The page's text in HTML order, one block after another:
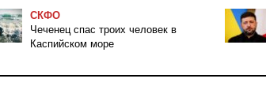
СКФО
Чеченец спас троих человек в
Каспийском море